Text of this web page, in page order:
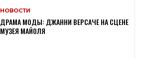
НОВОСТИ
ДРАМА МОДЫ: ДЖАННИ ВЕРСАЧЕ НА СЦЕНЕ
МУЗЕЯ МАЙОЛЯ